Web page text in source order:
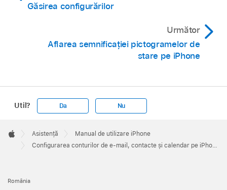
Găsirea configurărilor
Următor
Aflarea semnificației pictogramelor de
stare pe iPhone
Util? Da Nu
Footer

Apple
Asistență
Manual de utilizare iPhone
Configurarea conturilor de e-mail, contacte și calendar pe iPhone
România